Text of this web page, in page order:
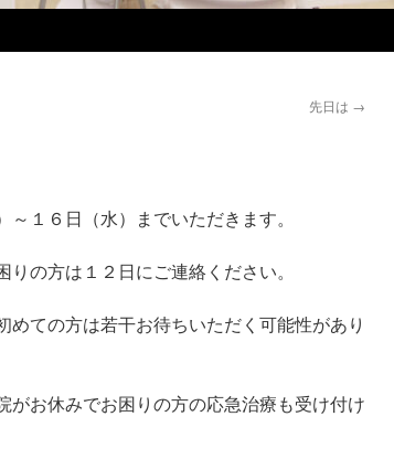
先日は →
１６日（水）までいただきます。
の方は１２日にご連絡ください。
ての方は若干お待ちいただく可能性があり
がお休みでお困りの方の応急治療も受け付け